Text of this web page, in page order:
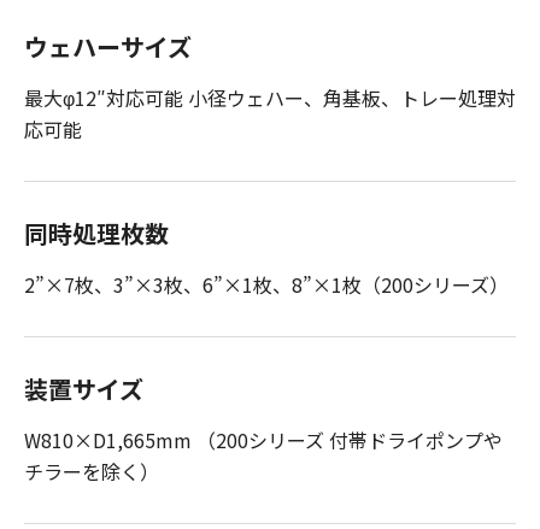
ウェハーサイズ
最大φ12″対応可能 小径ウェハー、角基板、トレー処理対
応可能
同時処理枚数
2”×7枚、3”×3枚、6”×1枚、8”×1枚（200シリーズ）
装置サイズ
W810×D1,665mm （200シリーズ 付帯ドライポンプや
チラーを除く）